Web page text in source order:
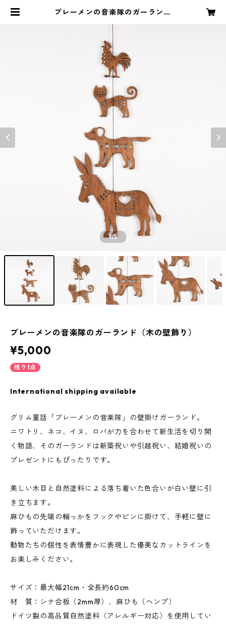
ブレーメンの音楽隊のガーランド
1/5
ブレーメンの音楽隊のガーランド（木の壁飾り）
¥5,000
残り1点
International shipping available
グリム童話「ブレーメンの音楽隊」の壁掛けガーランド。
ニワトリ、ネコ、イヌ、ロバが力を合わせて新生活を切り開
く物語、そのガーランドは新築祝いや引越祝い、結婚祝いの
プレゼントにもぴったりです。
美しい木目と自然塗料による落ち着いた色合いが白い壁に引
き立ちます。
麻ひもの先端の輪っかをフックやピンに掛けて、手軽に壁に
飾っていただけます。
動物たちの個性を表情豊かに表現した優美なカットラインを
お楽しみください。
サイズ：最大幅21cm・全長約60cm
材 質：シナ合板（2mm厚）、麻ひも（ヘンプ）
ドイツ製の高品質自然塗料（アレルギー対応）を使用してい